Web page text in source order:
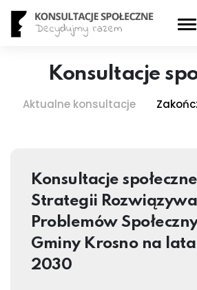
Konsultacje
Aktualne konsultacje
Konsultacje
Strategii
Problemów
Gminy Krosno na
2030